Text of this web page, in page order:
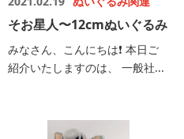
そお星人〜12cmぬいぐるみ
みなさん、こんにちは❗️ 本日ご
紹介いたしますのは、 一般社...